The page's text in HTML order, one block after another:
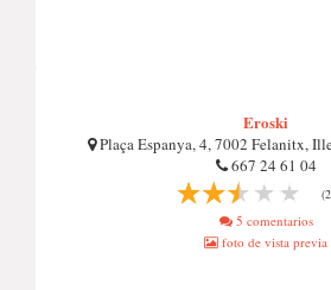
Eroski
Plaça Espanya, 4, 7002 Felanitx,
667 24 61 04
5 comentarios
foto de vista previa